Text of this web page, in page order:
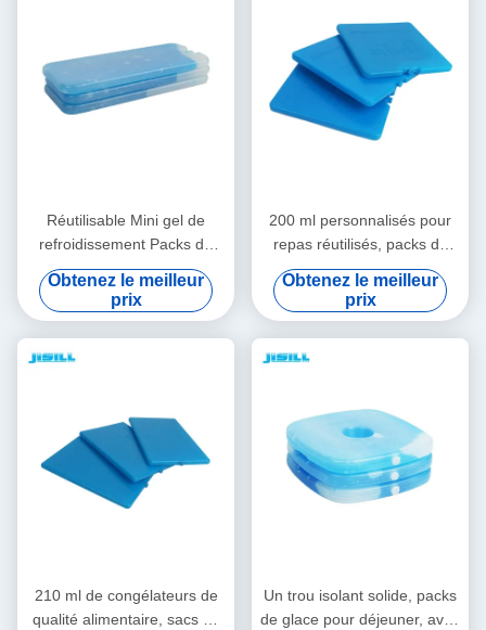
Réutilisable Mini gel de
refroidissement Packs de
glace pour le déjeuner Packs
de congélateur durables
pour les aliments surgelés
Obtenez le meilleur
prix
200 ml personnalisés pour
repas réutilisés, packs de
glace en gel, plaque de
refroidissement pour la
maison, pour les aliments
surgelés
Obtenez le meilleur
prix
210 ml de congélateurs de
qualité alimentaire, sacs de
Un trou isolant solide, packs
de glace pour déjeuner, avec